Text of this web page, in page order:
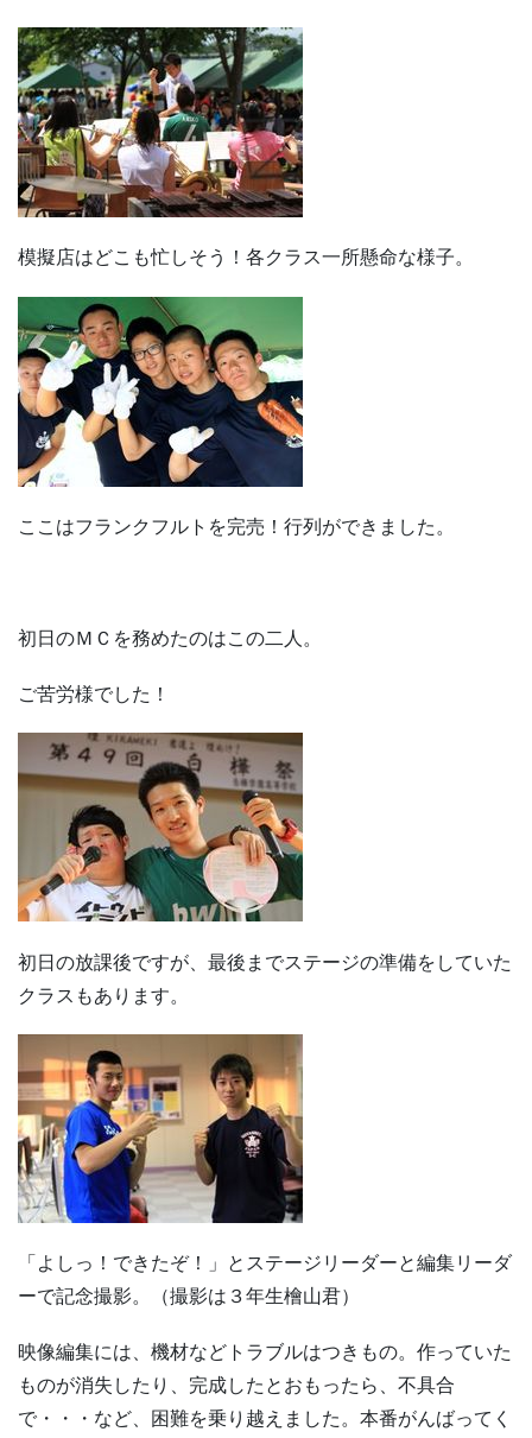
模擬店はどこも忙しそう！各クラス一所懸命な様子。
ここはフランクフルトを完売！行列ができました。
初日のＭＣを務めたのはこの二人。
ご苦労様でした！
初日の放課後ですが、最後までステージの準備をしていた
クラスもあります。
「よしっ！できたぞ！」とステージリーダーと編集リーダ
ーで記念撮影。（撮影は３年生檜山君）
映像編集には、機材などトラブルはつきもの。作っていた
ものが消失したり、完成したとおもったら、不具合
で・・・など、困難を乗り越えました。本番がんばってく